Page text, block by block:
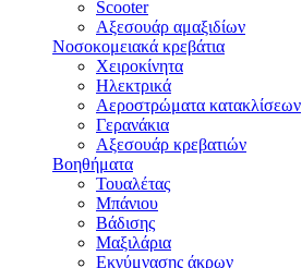
Scooter
Αξεσουάρ αμαξιδίων
Νοσοκομειακά κρεβάτια
Χειροκίνητα
Ηλεκτρικά
Αεροστρώματα κατακλίσεων
Γερανάκια
Αξεσουάρ κρεβατιών
Βοηθήματα
Τουαλέτας
Μπάνιου
Βάδισης
Μαξιλάρια
Εκγύμνασης άκρων